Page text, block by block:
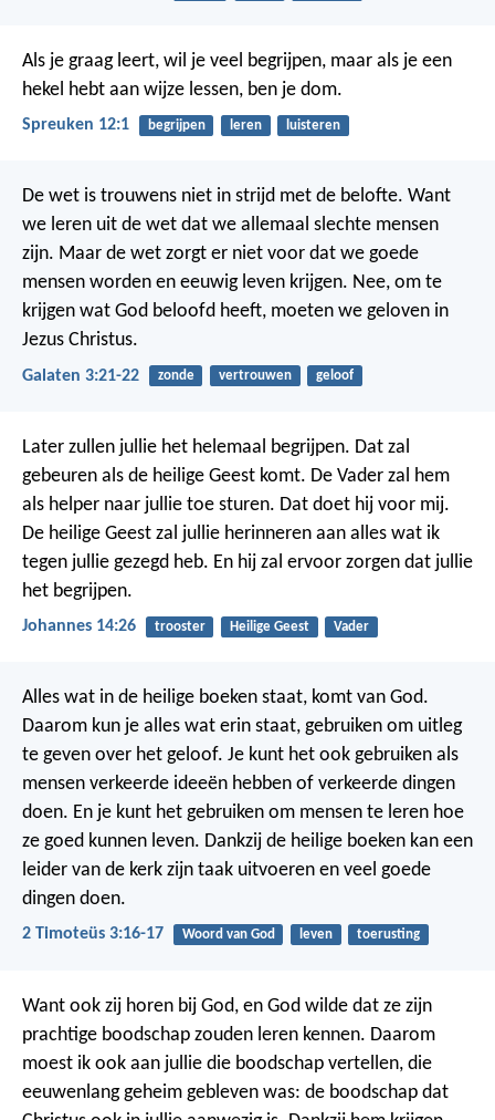
Als je graag leert, wil je veel begrijpen, maar als je een
hekel hebt aan wijze lessen, ben je dom.
Spreuken 12:1 begrijpen leren luisteren
De wet is trouwens niet in strijd met de belofte. Want
we leren uit de wet dat we allemaal slechte mensen
zijn. Maar de wet zorgt er niet voor dat we goede
mensen worden en eeuwig leven krijgen. Nee, om te
krijgen wat God beloofd heeft, moeten we geloven in
Jezus Christus.
Galaten 3:21-22 zonde vertrouwen geloof
Later zullen jullie het helemaal begrijpen. Dat zal
gebeuren als de heilige Geest komt. De Vader zal hem
als helper naar jullie toe sturen. Dat doet hij voor mij.
De heilige Geest zal jullie herinneren aan alles wat ik
tegen jullie gezegd heb. En hij zal ervoor zorgen dat jullie
het begrijpen.
Johannes 14:26 trooster Heilige Geest Vader
Alles wat in de heilige boeken staat, komt van God.
Daarom kun je alles wat erin staat, gebruiken om uitleg
te geven over het geloof. Je kunt het ook gebruiken als
mensen verkeerde ideeën hebben of verkeerde dingen
doen. En je kunt het gebruiken om mensen te leren hoe
ze goed kunnen leven. Dankzij de heilige boeken kan een
leider van de kerk zijn taak uitvoeren en veel goede
dingen doen.
2 Timoteüs 3:16-17 Woord van God leven toerusting
Want ook zij horen bij God, en God wilde dat ze zijn
prachtige boodschap zouden leren kennen. Daarom
moest ik ook aan jullie die boodschap vertellen, die
eeuwenlang geheim gebleven was: de boodschap dat